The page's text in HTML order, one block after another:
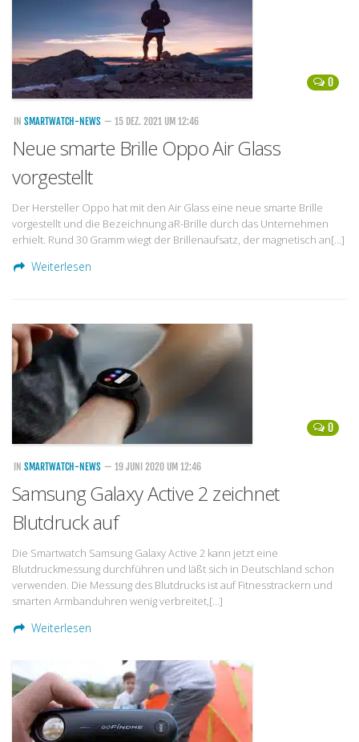
0
IN SMARTWATCH-NEWS — 15 DEZ. 2021 UM 12:46
Neue smarte Brille Oppo Air Glass
vorgestellt
Der Hersteller Oppo hat mit den Air Glass eine neue smarte Brille
vorgestellt und die Bezeichnung aR-Brille durch das Unternehmen
erhielt. Rund 30 Gramm wiegt der Brillenaufsatz, der magnetisch an[…]
Weiterlesen
0
IN SMARTWATCH-NEWS — 19 JUNI 2020 UM 12:46
Samsung Galaxy Active 2 zeichnet
Blutdruck auf
Die Smartwatch Samsung Galaxy Active 2 kann jetzt eine
Blutdruckmessung durchführen und läßt sich in Deutschland schon
verwenden. Die Messung des Blutdrucks ist auf Fitnesstrackern und
smarten Armbanduhren wenig verbreitet,[…]
Weiterlesen